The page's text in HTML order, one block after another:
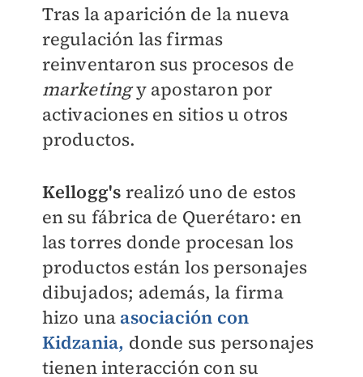
Tras la aparición de la nueva
regulación las firmas
reinventaron sus procesos de
marketingy apostaron por
activaciones en sitios u otros
productos.
Kellogg's realizó uno de estos
en su fábrica de Querétaro: en
las torres donde procesan los
productos están los personajes
dibujados; además, la firma
hizo una asociación con
Kidzania, donde sus personajes
tienen interacción con su